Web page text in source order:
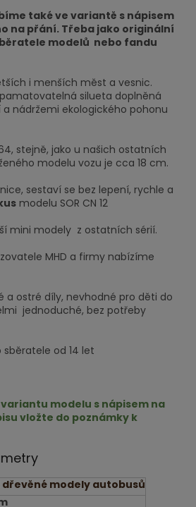
také ve variantě s nápisem
na přání. Třeba jako originální
modelů nebo fandu
i menších měst a vesnic.
silueta doplněná
nádržemi ekologického pohonu
stejně, jako u našich ostatních
modelu vozu je cca 18 cm.
sestaví se bez lepení, rychle a
modelu SOR CN 12
mini modely z ostatních sérií.
MHD a firmy nabízíme
a ostré díly, nevhodné pro děti do
jednoduché, bez potřeby
od 14 let
modelu s nápisem na
vložte do poznámky k
dřevěné modely autobusů